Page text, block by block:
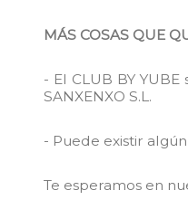
MÁS COSAS QUE
- El CLUB BY
SANXENXO S.L.
- Puede existir
Te esperamos en